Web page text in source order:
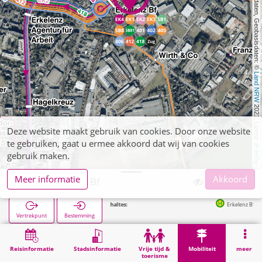
, Kartendaten, Geobasisdaten: ©
Land NRW
2021, Lizenz
dl-de/by-2-0
Reisinformatie Stadsinformatie
Vrije tijd &
toerisme
Mobiliteit meer
Erkelenz, P+R Bf
Vertrekpunt Bestemming
Volgende haltes: Erkelenz Bf in 45m
Mobiliteit Erkelenz, P+R Bf
Deze website maakt gebruik van cookies. Door onze website
te gebruiken, gaat u ermee akkoord dat wij van cookies
gebruik maken.
Meer informatie
Akkoord